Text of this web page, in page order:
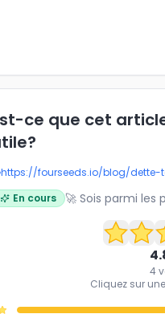
ce que cet
https://fourseeds.io/blog/dette-
En cours
🚀 Sois parmi les
4
Cliquez sur